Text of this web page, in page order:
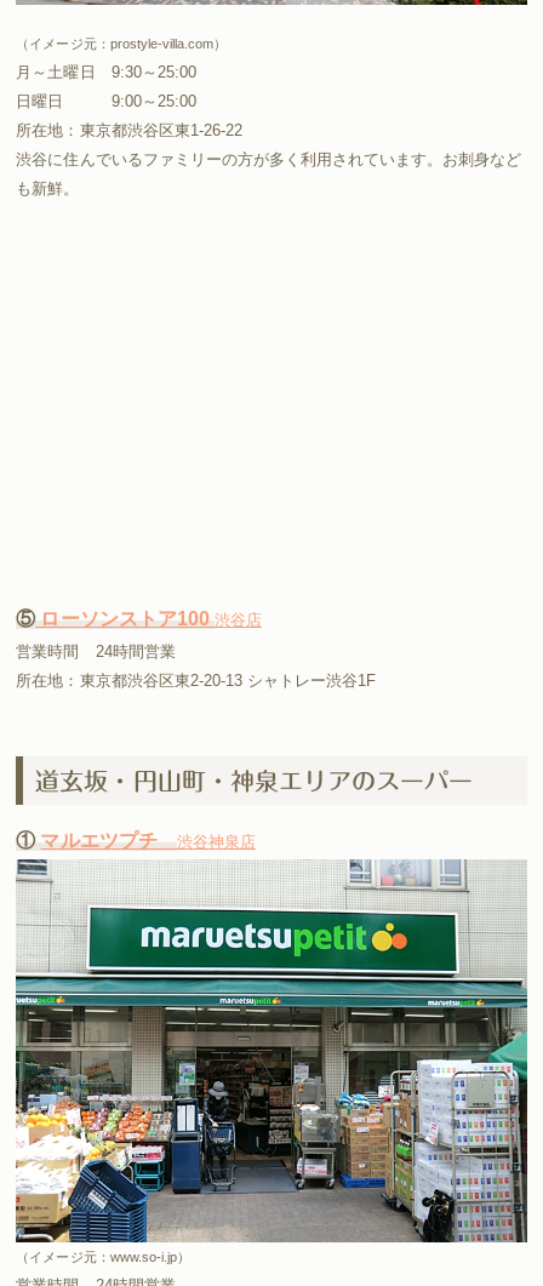
（イメージ元：prostyle-villa.com）
月～土曜日 9:30～25:00
日曜日 9:00～25:00
所在地：東京都渋谷区東1-26-22
渋谷に住んでいるファミリーの方が多く利用されています。お刺身など
も新鮮。
⑤ローソンストア100 渋谷店
営業時間 24時間営業
所在地：東京都渋谷区東2-20-13 シャトレー渋谷1F
道玄坂・円山町・神泉エリアのスーパー
① マルエツプチ 渋谷神泉店
（イメージ元：www.so-i.jp）